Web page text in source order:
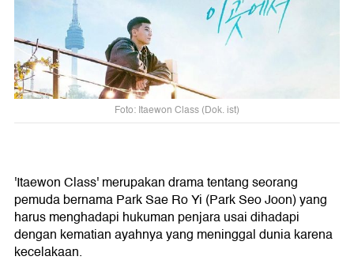
Foto: Itaewon Class (Dok. ist)
'Itaewon Class' merupakan drama tentang seorang
pemuda bernama Park Sae Ro Yi (Park Seo Joon) yang
harus menghadapi hukuman penjara usai dihadapi
dengan kematian ayahnya yang meninggal dunia karena
kecelakaan.